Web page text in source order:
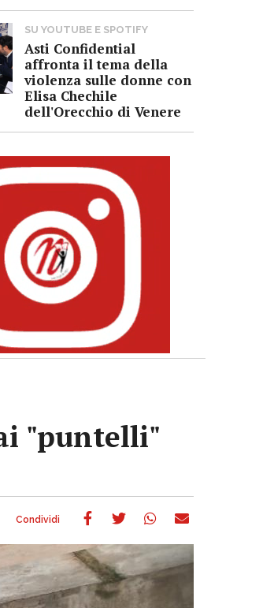
SU YOUTUBE E SPOTIFY
Asti Confidential
affronta il tema della
violenza sulle donne con
Elisa Chechile
dell'Orecchio di Venere
"puntelli"